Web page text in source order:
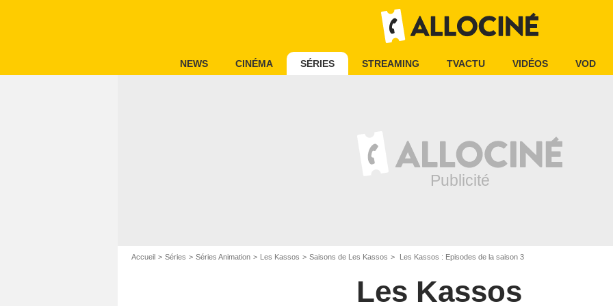
NEWS CINÉMA SÉRIES STREAMING TVACTU VIDÉOS VOD
Accueil Séries Séries Animation Les Kassos Saisons de Les Kassos Les Kassos : Episodes de la saison 3
Les Kassos